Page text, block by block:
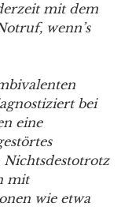
mit dem
wenn’s
bei
eine
mit
wie etwa